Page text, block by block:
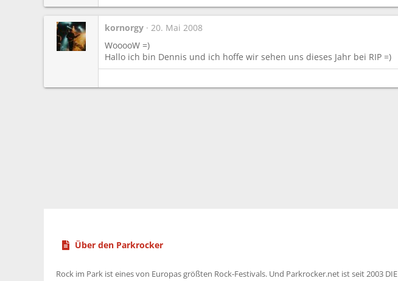
kornorgy
20. Mai 2008
WooooW =)
Hallo ich bin Dennis und ich hoffe wir sehen uns dieses Jahr bei RIP =)
Über den Parkrocker
Rock im Park ist eines von Europas größten Rock-Festivals. Und Parkrocker.net ist seit 2003 DIE